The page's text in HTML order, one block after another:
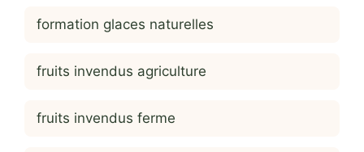
formation glaces naturelles
fruits invendus agriculture
fruits invendus ferme